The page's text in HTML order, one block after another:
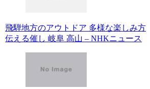
飛騨地方のアウトドア 多様な楽しみ方
伝える催し 岐阜 高山 – NHKニュース